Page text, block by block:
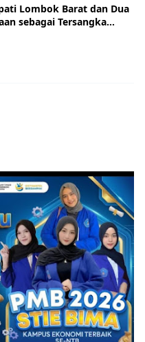
Lombok Barat dan Dua
sebagai Tersangka